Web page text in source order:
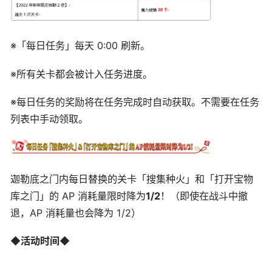
※「每日任务」每天 0:00 刷新。
※所有关卡都会被计入任务进度。
※每日任务的奖励将在任务完成时自动获取。不需要在任务
列表中手动领取。
迦勒底之门内每日替换的关卡「搜集种火」和「打开宝物
库之门」的 AP 消耗量限时降为1/2！（即使在战斗中撤
退，AP 消耗量也会降为 1/2）
◆活动时间◆